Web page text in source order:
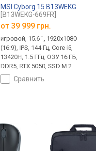
MSI Cyborg 15 B13WEKG
[B13WEKG-669FR]
от 39 999 грн.
игровой, 15.6 ", 1920x1080
(16:9), IPS, 144 Гц, Core i5,
13420H, 1.5 ГГц, ОЗУ 16 ГБ,
DDR5, RTX 5050, SSD M.2
NVMe, 512 ГБ, Win 11 Home,
USB-A 10Gbps, USB-C
сравнить